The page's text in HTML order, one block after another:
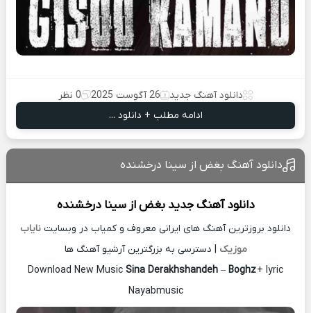
دانلود آهنگ جدید 26 آگوست 2025
0 نظر
ادامه مطلب + دانلود ...
دانلود آهنگ بغض از سینا درخشنده
دانلود آهنگ جدید بغض ازسینا درخشنده
دانلود بروزترین آهنگ های ایرانی معروف و کمیاب در وبسایت نایاب
موزیک | دسترسی به بزرگترین آرشیو آهنگ ها
Download New Music Sina Derakhshandeh – Boghz+ lyric
Nayabmusic